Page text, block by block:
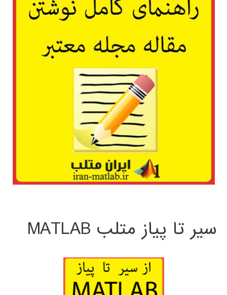
سیر تا پیاز متلب MATLAB